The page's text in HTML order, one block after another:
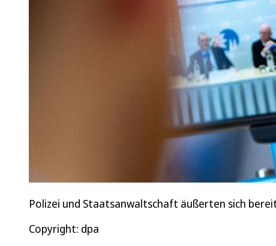
Polizei und Staatsanwaltschaft äußerten sich
Copyright: dpa